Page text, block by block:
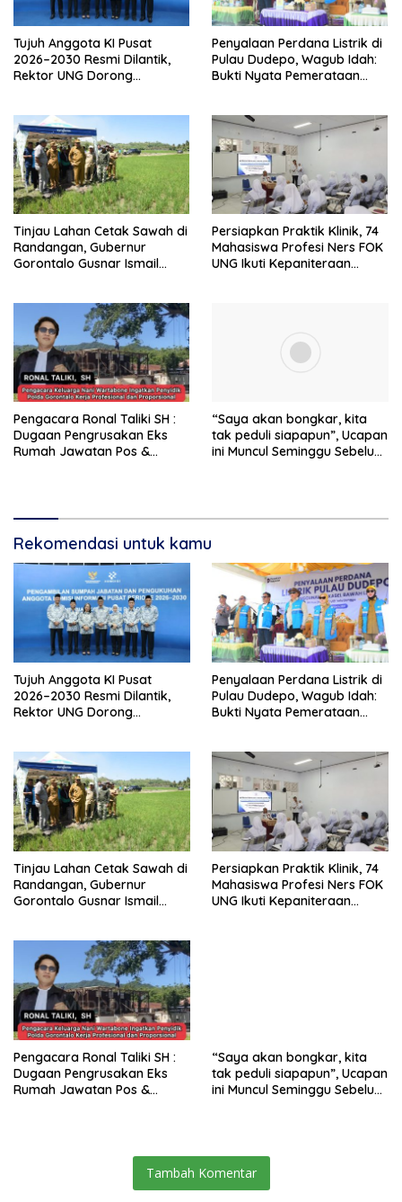
Tujuh Anggota KI Pusat
2026–2030 Resmi Dilantik,
Rektor UNG Dorong
Penyalaan Perdana Listrik di
Pulau Dudepo, Wagub Idah:
Bukti Nyata Pemerataan
Tinjau Lahan Cetak Sawah di
Randangan, Gubernur
Gorontalo Gusnar Ismail
Persiapkan Praktik Klinik, 74
Mahasiswa Profesi Ners FOK
UNG Ikuti Kepaniteraan
Pengacara Ronal Taliki SH :
Dugaan Pengrusakan Eks
Rumah Jawatan Pos &
Profesional
“Saya akan bongkar, kita
tak peduli siapapun”, Ucapan
ini Muncul Seminggu Sebelum
Rekomendasi untuk kamu
Tujuh Anggota KI Pusat
2026–2030 Resmi Dilantik,
Rektor UNG Dorong
Penyalaan Perdana Listrik di
Pulau Dudepo, Wagub Idah:
Bukti Nyata Pemerataan
Tinjau Lahan Cetak Sawah di
Randangan, Gubernur
Gorontalo Gusnar Ismail
Persiapkan Praktik Klinik, 74
Mahasiswa Profesi Ners FOK
UNG Ikuti Kepaniteraan
Pengacara Ronal Taliki SH :
Dugaan Pengrusakan Eks
Rumah Jawatan Pos &
“Saya akan bongkar, kita
tak peduli siapapun”, Ucapan
ini Muncul Seminggu Sebelum
Tambah Komentar